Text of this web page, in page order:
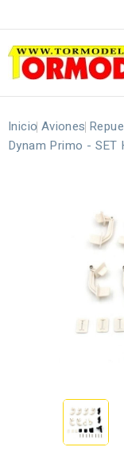
Inicio Aviones
Dynam Primo - SET